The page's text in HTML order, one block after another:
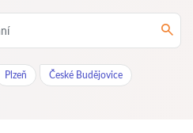
Plzeň České Budějovice